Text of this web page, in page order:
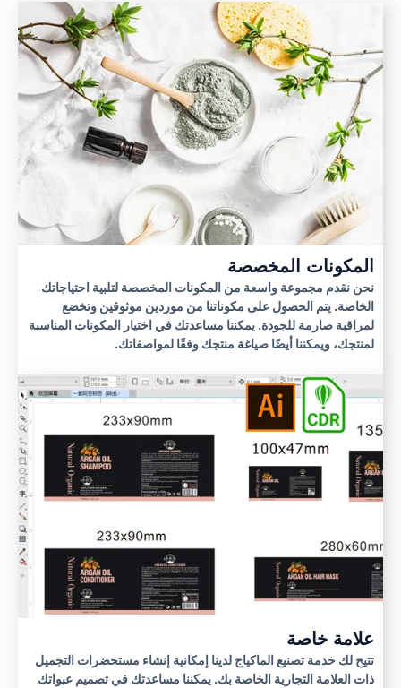
المكونات المخصصة
نحن نقدم مجموعة واسعة من المكونات المخصصة لتلبية احتياجاتك
الخاصة. يتم الحصول على مكوناتنا من موردين موثوقين وتخضع
لمراقبة صارمة للجودة. يمكننا مساعدتك في اختيار المكونات المناسبة
لمنتجك، ويمكننا أيضًا صياغة منتجك وفقًا لمواصفاتك.
علامة خاصة
تتيح لك خدمة تصنيع الماكياج لدينا إمكانية إنشاء مستحضرات التجميل
ذات العلامة التجارية الخاصة بك. يمكننا مساعدتك في تصميم عبواتك